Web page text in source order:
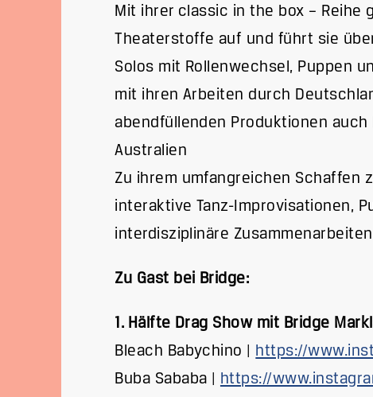
Mit ihrer classic in the box –
Theaterstoffe auf und führt sie
Solos mit Rollenwechsel, Puppen
mit ihren Arbeiten durch
abendfüllenden Produktionen auch
Australien
Zu ihrem umfangreichen Schaffen
interaktive Tanz-Improvisationen,
interdisziplinäre
Zu Gast bei Bridge:
1. Hälfte Drag Show mit Bridge
Bleach Babychino |
https://
Buba Sababa |
https://